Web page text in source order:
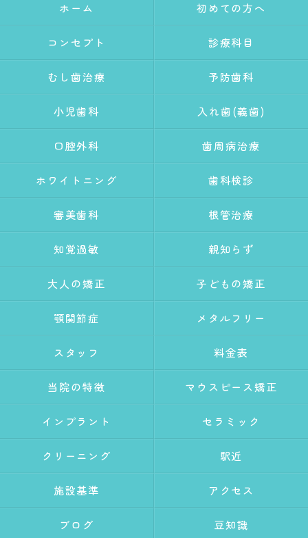
ホーム 初めての方へ
コンセプト 診療科目
むし歯治療 予防歯科
小児歯科 入れ歯(義歯)
口腔外科 歯周病治療
ホワイトニング 歯科検診
審美歯科 根管治療
知覚過敏 親知らず
大人の矯正 子どもの矯正
顎関節症 メタルフリー
スタッフ 料金表
当院の特徴 マウスピース矯正
インプラント セラミック
クリーニング 駅近
施設基準 アクセス
ブログ 豆知識